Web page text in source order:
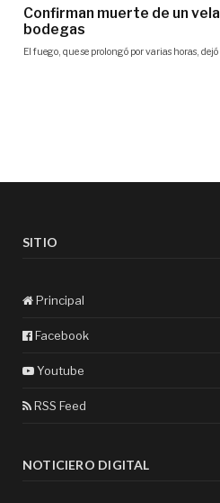
SITIO
Principal
Facebook
Youtube
RSS Feed
NOTICIERO DIGITAL